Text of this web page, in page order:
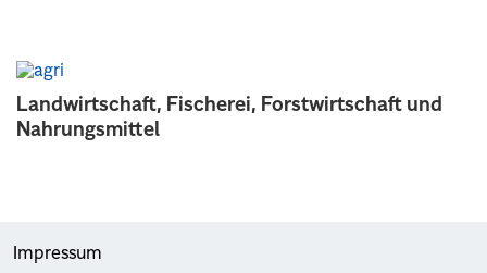
Landwirtschaft, Fischerei, Forstwirtschaft und
Nahrungsmittel
Impressum